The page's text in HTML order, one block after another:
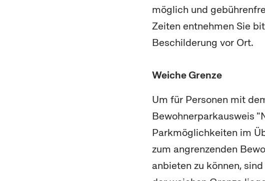
möglich und
Zeiten entnehmen Sie
Beschilderung vor Ort.
Weiche Grenze
Um für Personen mit
Bewohnerparkausweis
Parkmöglichkeiten im
zum angrenzenden
anbieten zu können,